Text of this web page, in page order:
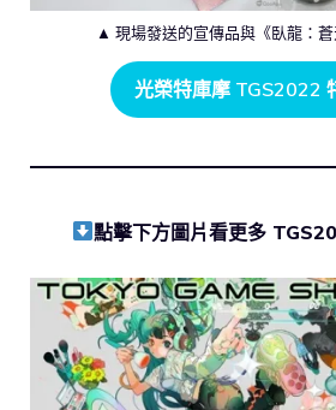
▲ 現場發送的宣傳品與《臥龍：
光榮特庫摩 TGS2022
點擊下方圖片看更多